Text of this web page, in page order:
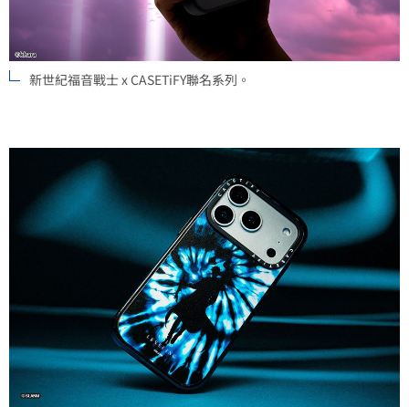
新世紀福音戰士 x CASETiFY聯名系列。